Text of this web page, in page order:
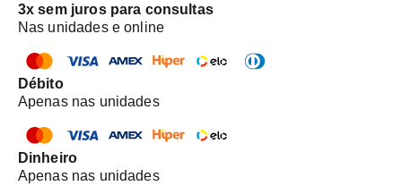
3x sem juros para consultas
Nas unidades e online
Débito
Apenas nas unidades
Dinheiro
Apenas nas unidades